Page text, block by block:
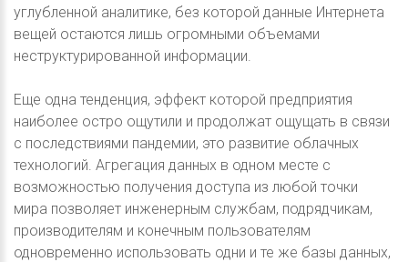
углубленной аналитике, без которой данные Интернета
вещей остаются лишь огромными объемами
неструктурированной информации.
Еще одна тенденция, эффект которой предприятия
наиболее остро ощутили и продолжат ощущать в связи
с последствиями пандемии, это развитие облачных
технологий. Агрегация данных в одном месте с
возможностью получения доступа из любой точки
мира позволяет инженерным службам, подрядчикам,
производителям и конечным пользователям
одновременно использовать одни и те же базы данных,